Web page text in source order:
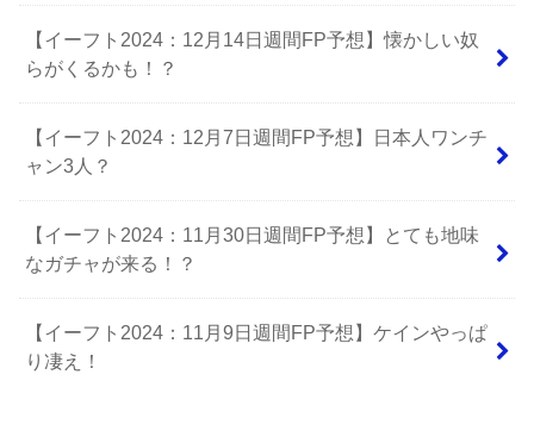
【イーフト2024：12月14日週間FP予想】懐かしい奴
らがくるかも！？
【イーフト2024：12月7日週間FP予想】日本人ワンチ
ャン3人？
【イーフト2024：11月30日週間FP予想】とても地味
なガチャが来る！？
【イーフト2024：11月9日週間FP予想】ケインやっぱ
り凄え！